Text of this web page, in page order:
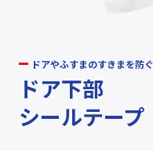
ドアやふすまのすきまを防ぐ
ドア下部
シールテープ